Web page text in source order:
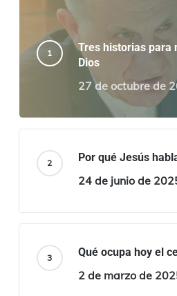
Tres historias para
Dios
27 de octubre de
Por qué Jesús
24 de junio de
Qué ocupa hoy el
2 de marzo de